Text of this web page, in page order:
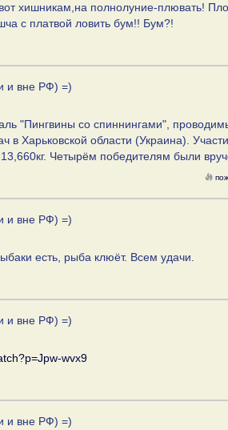
хишникам,на полнолуние-плювать!
с платвой ловить бум!! Бум?!
и вне РФ) =)
"Пингвины со спиннингами",
в Харьковской области (Украина).
Четырём победителям были
и вне РФ) =)
есть, рыба клюёт. Всем удачи.
и вне РФ) =)
wvx9
и вне РФ) =)